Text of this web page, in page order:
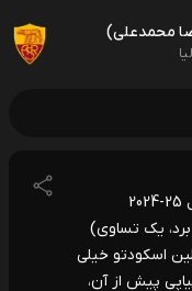
محمدعلی)
یک تساوی)
اسکودتو خیلی
پیش از آن،